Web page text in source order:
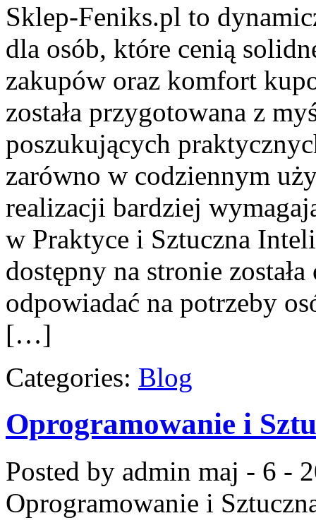
Sklep-Feniks.pl to
dla osób, które cenią
zakupów oraz komfort
została przygotowana z
poszukujących
zarówno w codziennym
realizacji bardziej
w Praktyce i Sztuczna
dostępny na stronie
odpowiadać na potrzeby
[…]
Categories: Blog
Oprogramowanie i
Posted by admin maj - 6 -
Oprogramowanie i